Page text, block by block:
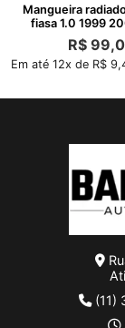
Mangueira
fiasa 1.0 1999
R$
Em até 12x de R$
(11)